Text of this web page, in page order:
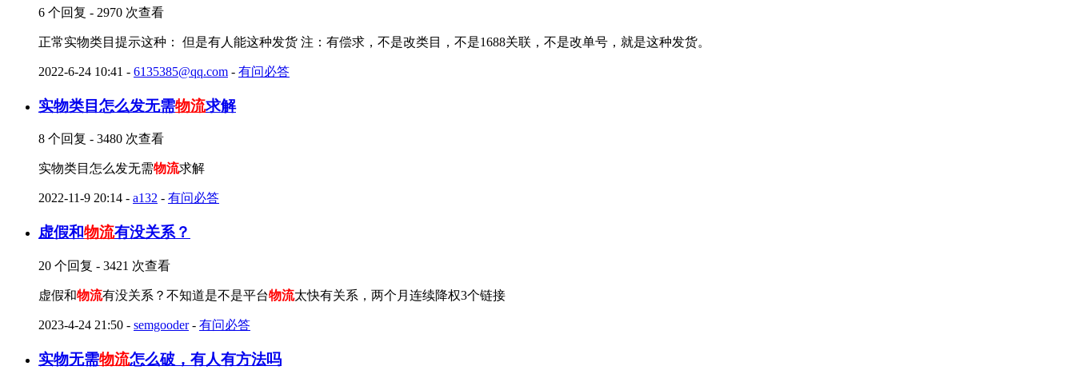
6 个回复 - 2970 次查看
正常实物类目提示这种： 但是有人能这种发货 注：有偿求，不是改类目，不是1688关联，不是改单号，就是这种发货。
2022-6-24 10:41 - 6135385@qq.com - 有问必答
实物类目怎么发无需物流求解
8 个回复 - 3480 次查看
实物类目怎么发无需物流求解
2022-11-9 20:14 - a132 - 有问必答
虚假和物流有没关系？
20 个回复 - 3421 次查看
虚假和物流有没关系？不知道是不是平台物流太快有关系，两个月连续降权3个链接
2023-4-24 21:50 - semgooder - 有问必答
实物无需物流怎么破，有人有方法吗